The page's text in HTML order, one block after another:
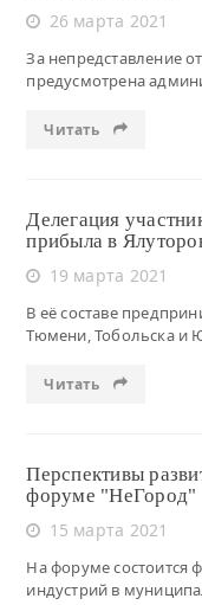
26 марта 2021
За непредставление
предусмотрена
Читать
Делегация
прибыла в
19 марта 2021
В её составе
Тюмени, Тобольска и
Читать
Перспективы
форуме "НеГород"
15 марта 2021
На форуме состоится
индустрий в